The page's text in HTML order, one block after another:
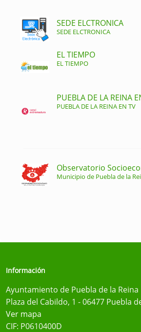
SEDE ELCTRONICA
SEDE ELCTRONICA
EL TIEMPO
EL TIEMPO
PUEBLA DE LA REINA
PUEBLA DE LA REINA EN TV
Observatorio
Municipio de Puebla de la
Información
Ayuntamiento de Puebla de la Reina
Plaza del Cabildo, 1 - 06477 Puebla
Ver mapa
CIF: P0610400D